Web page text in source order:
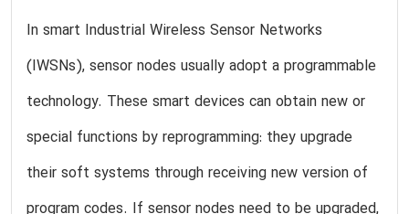
In smart Industrial Wireless Sensor Networks
(IWSNs), sensor nodes usually adopt a programmable
technology. These smart devices can obtain new or
special functions by reprogramming: they upgrade
their soft systems through receiving new version of
program codes. If sensor nodes need to be upgraded,